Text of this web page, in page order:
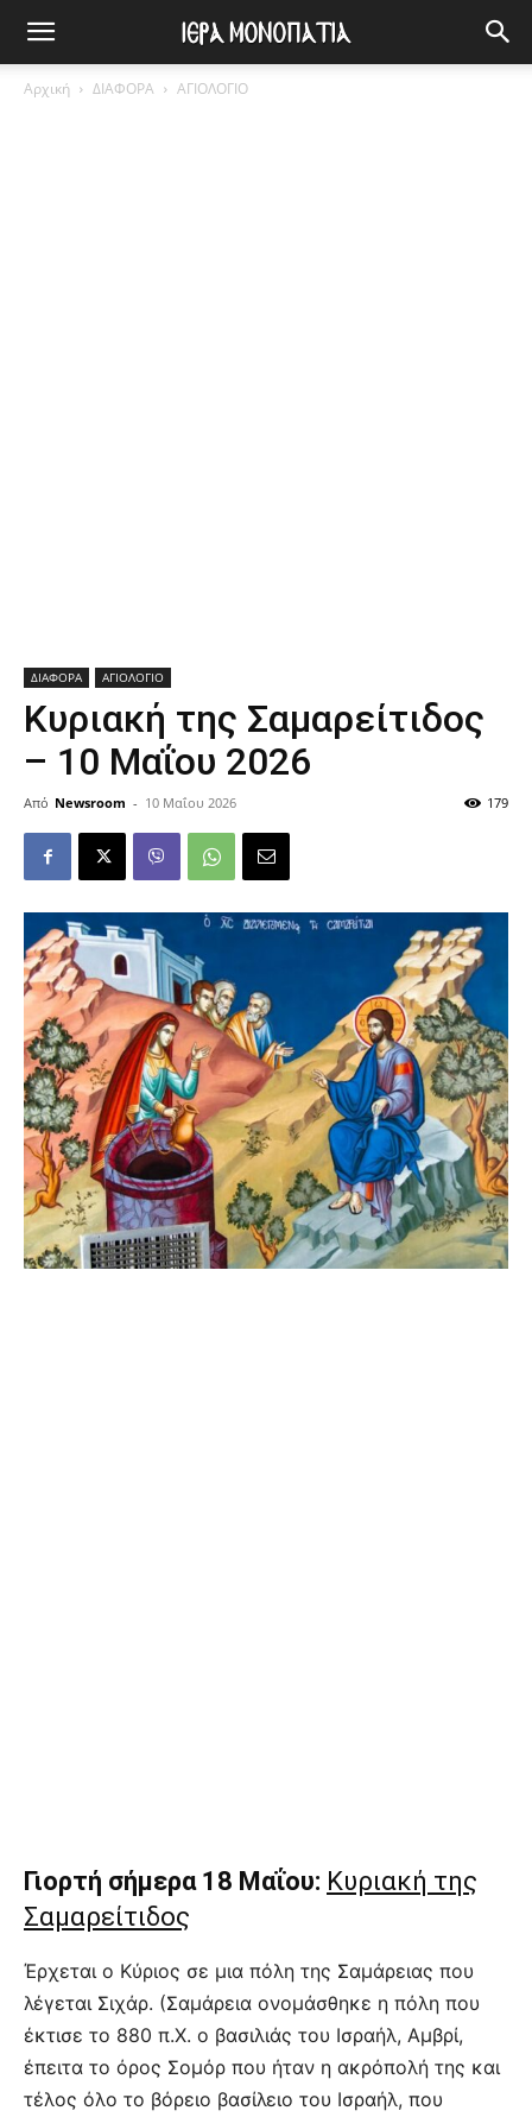
Αρχική ΔΙΑΦΟΡΑ ΑΓΙΟΛΟΓΙΟ
ΔΙΑΦΟΡΑ ΑΓΙΟΛΟΓΙΟ
Κυριακή της Σαμαρείτιδος
– 10 Μαΐου 2026
Από Newsroom - 10 Μαΐου 2026 179
Γιορτή σήμερα 18 Μαΐου: Κυριακή της
Σαμαρείτιδος
Έρχεται ο Κύριος σε μια πόλη της Σαμάρειας που
λέγεται Σιχάρ. (Σαμάρεια ονομάσθηκε η πόλη που
έκτισε το 880 π.Χ. ο βασιλιάς του Ισραήλ, Αμβρί,
έπειτα το όρος Σομόρ που ήταν η ακρόπολή της και
τέλος όλο το βόρειο βασίλειο του Ισραήλ, που